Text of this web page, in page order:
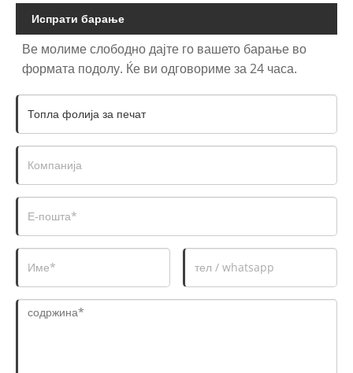
Испрати барање
Ве молиме слободно дајте го вашето барање во
формата подолу. Ќе ви одговориме за 24 часа.